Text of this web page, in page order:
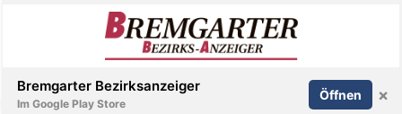
Inserieren Abonnieren Anmelden
Bremgarter Bezirksanzeiger
Im Google Play Store
Öffnen ×